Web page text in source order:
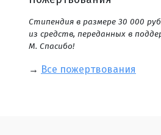
Стипендия в размере 30 000
из средств, переданных в
М. Спасибо!
→ Все пожертвования